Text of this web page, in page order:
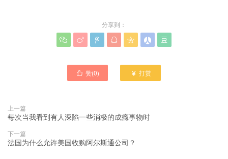
分享到：
      
 赞(0)  打赏
上一篇
每次当我看到有人深陷一些消极的成瘾事物时
下一篇
法国为什么允许美国收购阿尔斯通公司？